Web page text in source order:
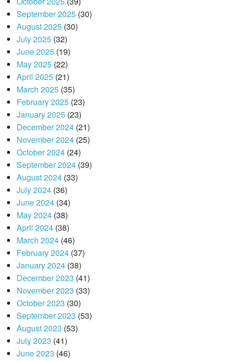
September 2025(30)
August 2025(30)
July 2025(32)
June 2025(19)
May 2025(22)
April 2025(21)
March 2025(35)
February 2025(23)
January 2025(23)
December 2024(21)
November 2024(25)
October 2024(24)
September 2024(39)
August 2024(33)
July 2024(36)
June 2024(34)
May 2024(38)
April 2024(38)
March 2024(46)
February 2024(37)
January 2024(38)
December 2023 (41)
November 2023 (33)
October 2023 (30)
September 2023 (53)
August 2023 (53)
July 2023 (41)
June 2023 (46)